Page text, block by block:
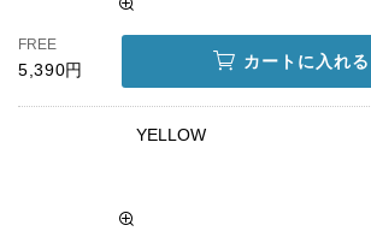
FREE
5,390円 カートに入れる
YELLOW